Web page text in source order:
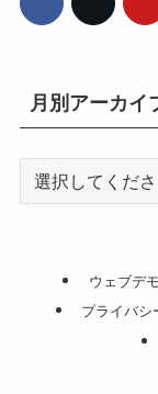
月別アーカイ
ウェブデ
プライバシ